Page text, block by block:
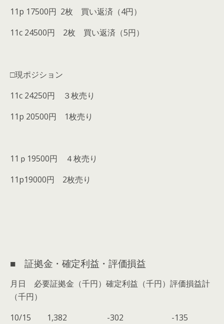
11p 17500円 2枚 買い返済（4円）
11c 24500円 2枚 買い返済（5円）
□現ポジション
11c 24250円 ３枚売り
11p 20500円 1枚売り
11ｐ19500円 ４枚売り
11p19000円 2枚売り
■ 証拠金・確定利益・評価損益
月日 必要証拠金（千円）確定利益（千円）評価損益計
（千円）
10/15 1,382 -302 -135